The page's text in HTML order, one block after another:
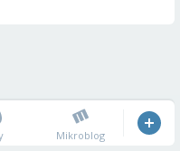
Mikroblog